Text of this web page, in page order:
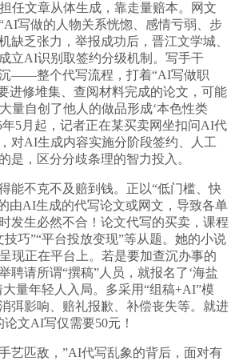
任文章从体生成，靠走量赔本。网文
写做的人物关系恍惚、感情亏弱、步
缺乏张力，举报成功后，晋江文学城、
立AI识别取签约分级机制。写手干
——整个代写流程，打着“AI写做职
进修堆集、查阅材料完成的论文，可能
量自创了他人的做品形成‘本色性类
年5月起，记者正在某买卖网坐扣问AI代
对AI生成内容实施分阶段签约、人工
是，区分分歧条理的智力投入。
不克不及赔到钱。正以“低门槛、快
由AI生成的代写论文或网文，导致各单
发生必然不合！论文代写的买卖，课程
巧”“平台投放变现”等从题。她的小说
现正在平台上。若是要加查沉办事的
聘请所谓“撰稿”人员，就报名了‘海盐
量年轻人入局。多采用“组稿+AI”模
弭影响、赔礼报歉、补偿丧失等。就进
文AI写仅需要50元！
匹敌，”AI代写乱象的背后，面对有